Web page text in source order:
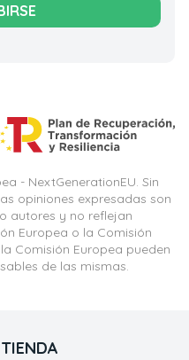
- NextGenerationEU. Sin
opiniones expresadas son
autores y no reflejan
Europea o la Comisión
Comisión Europea pueden
de las mismas.